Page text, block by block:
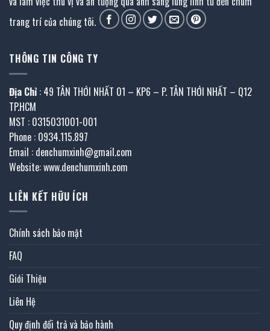
trang trí của chúng tôi.
THÔNG TIN CÔNG TY
Địa Chỉ : 49 TÂN THỚI NHẤT 01 – KP6 – P. TÂN THỚI NHẤT – Q12
TP.HCM
MST : 0315031001-001
Phone : 0934.115.897
Email : denchumxinh@gmail.com
Website: www.denchumxinh.com
LIÊN KẾT HỮU ÍCH
Chính sách bảo mật
FAQ
Giới Thiệu
Liên Hệ
Quy định đổi trả và bảo hành